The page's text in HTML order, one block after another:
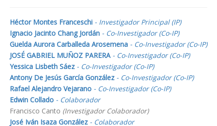
Héctor Montes Franceschi - Investigador Principal (IP)
Ignacio Jacinto Chang Jordán - Co-Investigador (Co-IP)
Guelda Aurora Carballeda Arosemena - Co-Investigador (Co-IP)
JOSÉ GABRIEL MUÑOZ PARERA - Co-Investigador (Co-IP)
Yessica Lisbeth Sáez - Co-Investigador (Co-IP)
Antony De Jesús García González - Co-Investigador (Co-IP)
Rafael Alejandro Vejarano - Co-Investigador (Co-IP)
Edwin Collado - Colaborador
Francisco Canto (Investigador Colaborador)
José Iván Isaza González - Colaborador